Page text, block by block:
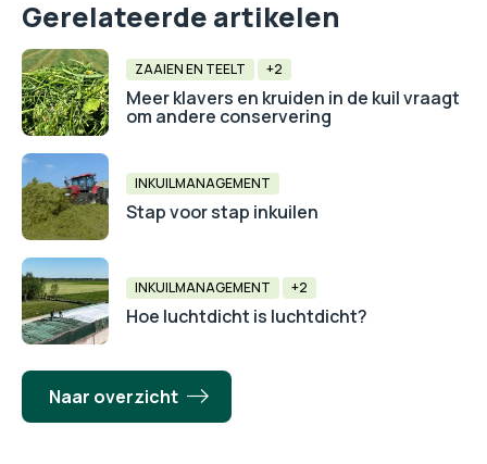
Gerelateerde artikelen
ZAAIEN EN TEELT +2
Meer klavers en kruiden in de kuil vraagt
om andere conservering
INKUILMANAGEMENT
Stap voor stap inkuilen
INKUILMANAGEMENT +2
Hoe luchtdicht is luchtdicht?
Naar overzicht